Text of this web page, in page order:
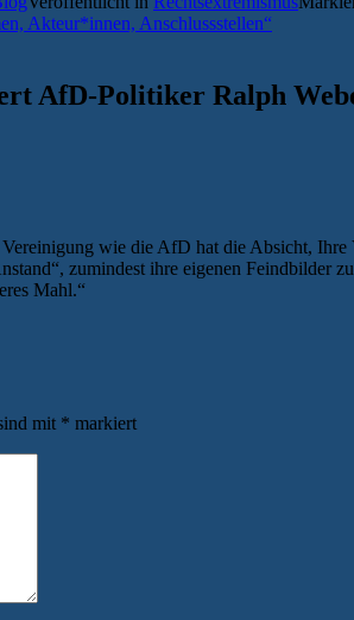
Akteur*innen, Anschlussstellen“
AfD-Politiker Ralph
wie die AfD hat die Absicht,
zumindest ihre eigenen
Mahl.“
mit * markiert